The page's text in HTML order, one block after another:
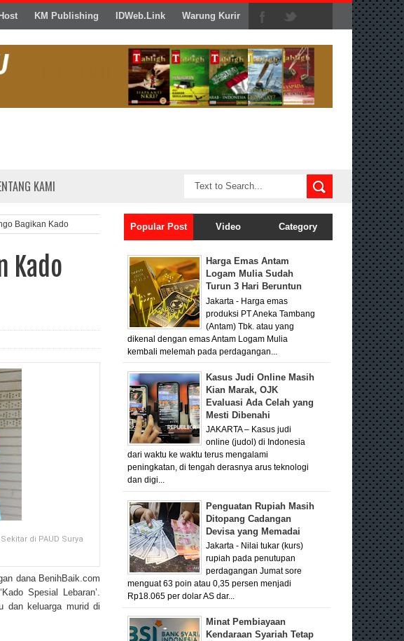
KM Publishing IDWeb.Link Warung Kurir
KAMI
Bagikan Kado
Kado
di PAUD Surya
dana BenihBaik.com
Spesial Lebaran’.
dan keluarga murid di
Popular Post Video Category
Harga Emas Antam
Logam Mulia Sudah
Turun 3 Hari Beruntun
Jakarta - Harga emas
produksi PT Aneka Tambang
(Antam) Tbk. atau yang
dikenal dengan emas Antam Logam Mulia
kembali melemah pada perdagangan...
Kasus Judi Online Masih
Kian Marak, OJK
Evaluasi Ada Celah yang
Mesti Dibenahi
JAKARTA – Kasus judi
online (judol) di Indonesia
dari waktu ke waktu terus mengalami
peningkatan, di tengah derasnya arus teknologi
dan digi...
Penguatan Rupiah Masih
Ditopang Cadangan
Devisa yang Memadai
Jakarta - Nilai tukar (kurs)
rupiah pada penutupan
perdagangan Jumat sore
menguat 63 poin atau 0,35 persen menjadi
Rp18.065 per dolar AS dar...
Minat Pembiayaan
Kendaraan Syariah Tetap